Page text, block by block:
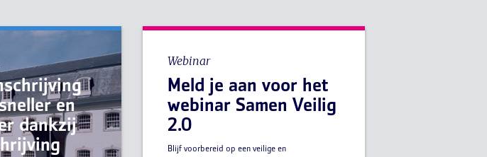
en
dankzij
Webinar
Meld je aan voor het
webinar Samen Veilig
2.0
Blijf voorbereid op een veilige en